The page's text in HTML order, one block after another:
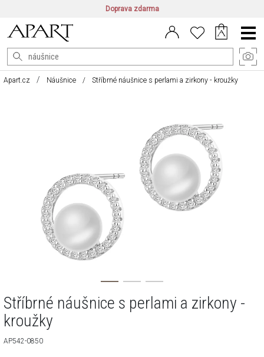
Doprava zdarma
CZ/CZK | EN/EUR PL/PLN
Main
Menu
Apart.cz Náušnice Stříbrné náušnice s perlami a zirkony - kroužky
Stříbrné náušnice s perlami a zirkony -
kroužky
AP542-0850